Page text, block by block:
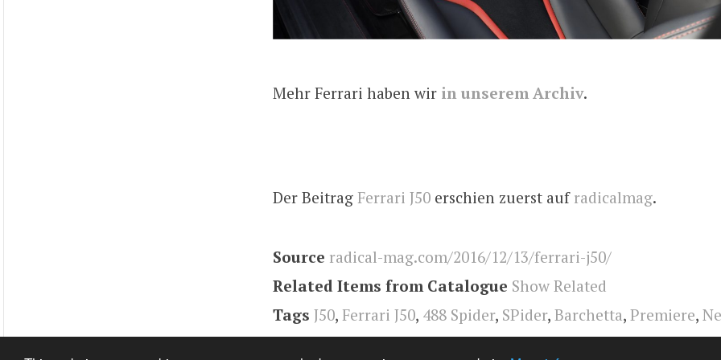
Mehr Ferrari haben wir in unserem Archiv.
Der Beitrag Ferrari J50 erschien zuerst auf radicalmag.
Source radical-mag.com/2016/12/13/ferrari-j50/
Related Items from Catalogue Show Related
Tags J50, Ferrari J50, 488 Spider, SPider, Barchetta, Premiere,